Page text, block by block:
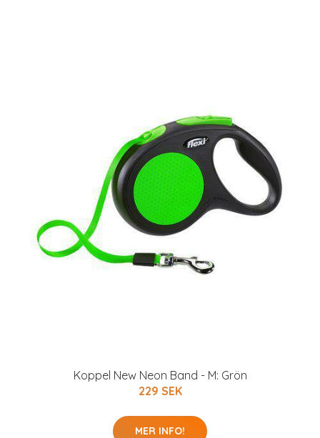
Koppel New Neon Band - M: Grön
229 SEK
MER INFO!